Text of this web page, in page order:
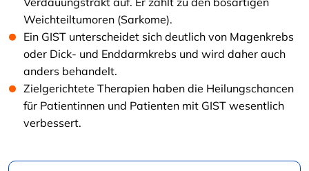
Weichteiltumoren (Sarkome).
Ein GIST unterscheidet sich deutlich von Magenkrebs
oder Dick- und Enddarmkrebs und wird daher auch
anders behandelt.
Zielgerichtete Therapien haben die Heilungschancen
für Patientinnen und Patienten mit GIST wesentlich
verbessert.